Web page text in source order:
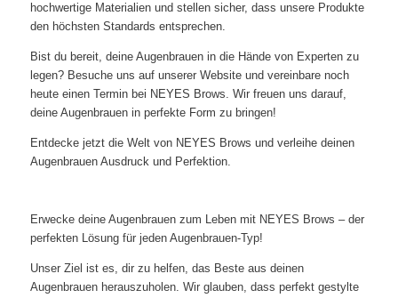
hochwertige Materialien und stellen sicher, dass unsere Produkte
den höchsten Standards entsprechen.
Bist du bereit, deine Augenbrauen in die Hände von Experten zu
legen? Besuche uns auf unserer Website und vereinbare noch
heute einen Termin bei NEYES Brows. Wir freuen uns darauf,
deine Augenbrauen in perfekte Form zu bringen!
Entdecke jetzt die Welt von NEYES Brows und verleihe deinen
Augenbrauen Ausdruck und Perfektion.
Erwecke deine Augenbrauen zum Leben mit NEYES Brows – der
perfekten Lösung für jeden Augenbrauen-Typ!
Unser Ziel ist es, dir zu helfen, das Beste aus deinen
Augenbrauen herauszuholen. Wir glauben, dass perfekt gestylte